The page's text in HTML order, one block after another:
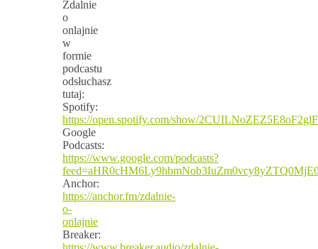
Zdalnie
o
onlajnie
w
formie
podcastu
odsłuchasz
tutaj:
Spotify:
https://open.spotify.com/show/
Google
Podcasts:
https://www.google.com/podcasts?
Anchor:
https://anchor.fm/zdalnie-
o-
onlajnie
Breaker: